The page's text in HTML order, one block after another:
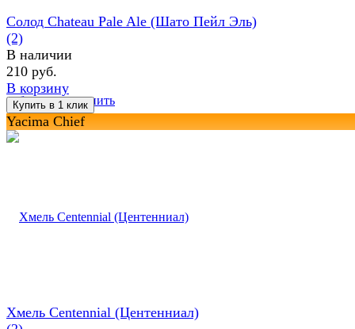
избранное сравнить
Солод Chateau Pale Ale (Шато Пейл Эль)
(2)
В наличии
210 руб.
В корзину
Yacima Chief
Хмель Centennial (Центенниал)